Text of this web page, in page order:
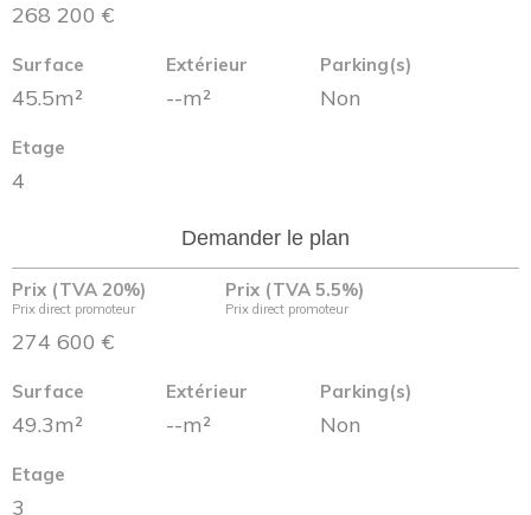
268 200 €
Surface
45.5m²
Extérieur
--m²
Parking(s)
Non
Etage
4
Demander le plan
Prix (TVA 20%)
Prix direct promoteur
274 600 €
Prix (TVA 5.5%)
Prix direct promoteur
Surface
49.3m²
Extérieur
--m²
Parking(s)
Non
Etage
3